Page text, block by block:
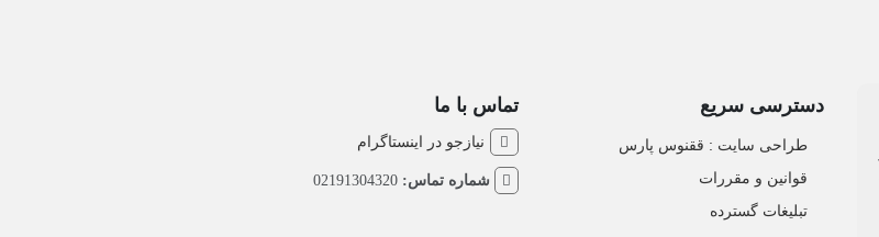
دسترسی سریع
طراحی سایت :‌ ققنوس پارس
قوانین و مقررات
تبلیغات گسترده
تماس با ما
نیازجو در اینستاگرام
شماره تماس: 02191304320